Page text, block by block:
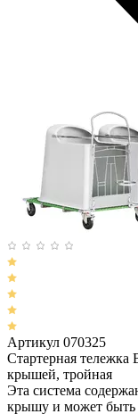
Артикул 070325
Стартерная
крышей, тройная
Эта система
крышу и может быть